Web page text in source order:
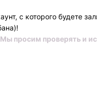
с которого будете
Мы просим проверять и